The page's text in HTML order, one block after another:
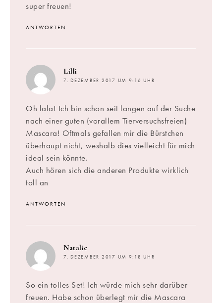
super freuen!
ANTWORTEN
Lilli
7. DEZEMBER 2017 UM 9:16 UHR
Oh lala! Ich bin schon seit langen auf der Suche
nach einer guten (vorallem Tierversuchsfreien)
Mascara! Oftmals gefallen mir die Bürstchen
überhaupt nicht, weshalb dies vielleicht für mich
ideal sein könnte.
Auch hören sich die anderen Produkte wirklich
toll an
ANTWORTEN
Natalie
7. DEZEMBER 2017 UM 9:18 UHR
So ein tolles Set! Ich würde mich sehr darüber
freuen. Habe schon überlegt mir die Mascara